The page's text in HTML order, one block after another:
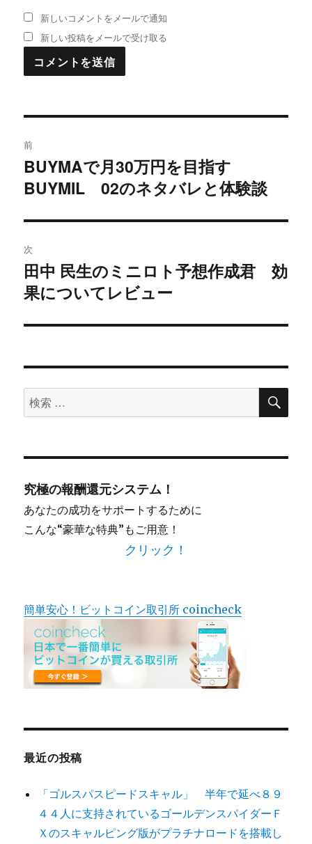
新しいコメントをメールで通知
新しい投稿をメールで受け取る
稿
ナ
ビ
ゲ
ー
シ
ン
前
過
去
投
稿:
BUYMAで月30万円を目指す
BUYMIL 02のネタバレと体験談
次
次
の
稿:
田中 民生のミニロト予想作成君 効
果についてレビュー
検
索
象:
検
究極の報酬還元システム！
あなたの成功をサポートするために
こんな“豪華な特典”もご用意！
クリック！
簡単安心！ビットコイン取引所 coincheck
最近の投稿
「ゴルスパスピードスキャル」 半年で延べ８９
４４人に支持されているゴールデンスパイダーＦ
Ｘのスキャルピング版がプラチナロードを搭載し